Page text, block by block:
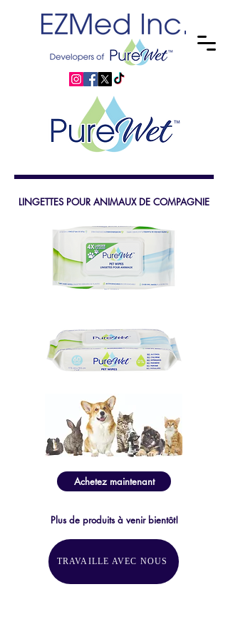
LINGETTES POUR ANIMAUX DE COMPAGNIE
Achetez maintenant
Plus de produits à venir bientôt!
TRAVAILLE AVEC NOUS